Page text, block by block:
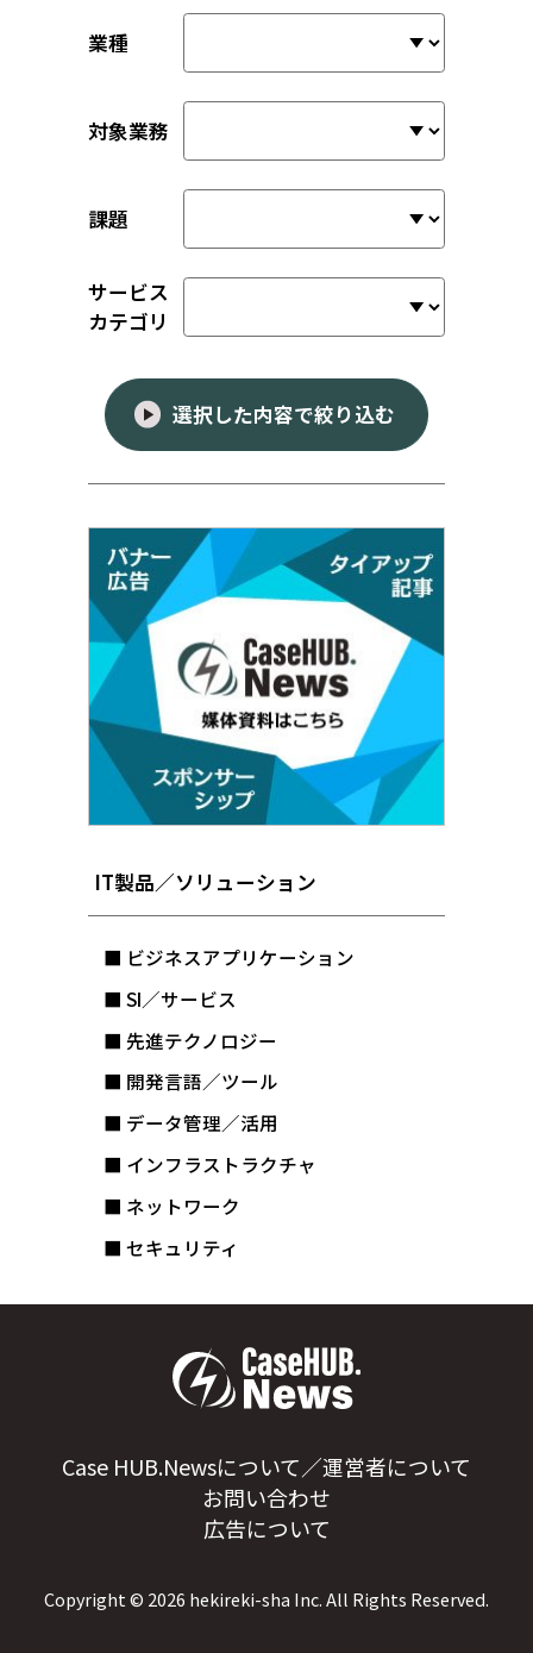
業種
対象業務
課題
サービス
カテゴリ
選択した内容で絞り込む
IT製品／ソリューション
■ ビジネスアプリケーション
■ SI／サービス
■ 先進テクノロジー
■ 開発言語／ツール
■ データ管理／活用
■ インフラストラクチャ
■ ネットワーク
■ セキュリティ
Case HUB.Newsについて／運営者について
お問い合わせ
広告について
Copyright © 2026 hekireki-sha Inc. All Rights Reserved.